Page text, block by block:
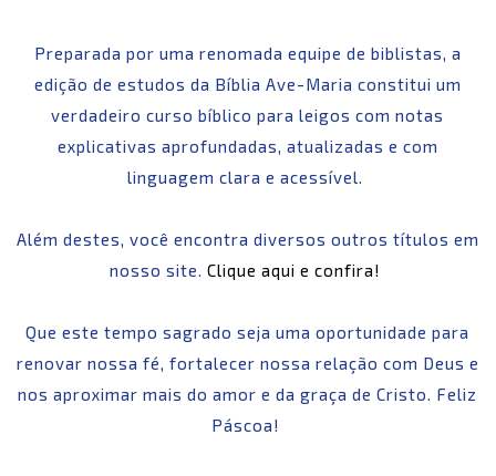
Preparada por uma renomada equipe de biblistas, a
edição de estudos da Bíblia Ave-Maria constitui um
verdadeiro curso bíblico para leigos com notas
explicativas aprofundadas, atualizadas e com
linguagem clara e acessível.
Além destes, você encontra diversos outros títulos em
nosso site.Clique aqui e confira!
Que este tempo sagrado seja uma oportunidade para
renovar nossa fé, fortalecer nossa relação com Deus e
nos aproximar mais do amor e da graça de Cristo. Feliz
Páscoa!